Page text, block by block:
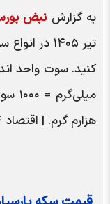
به گزارشنبض
هزارم گرم. | اقتصاد 24